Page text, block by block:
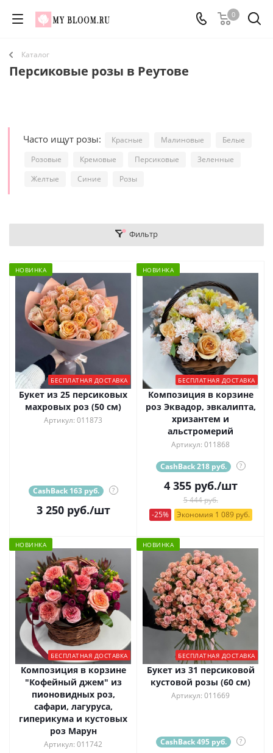
0
Каталог
Персиковые розы в Реутове
Часто ищут розы: Красные Малиновые
Белые
Розовые
Кремовые Персиковые
Зеленные
Желтые
Синие Розы
Фильтр
НОВИНКА
БЕСПЛАТНАЯ ДОСТАВКА
Букет из 25 персиковых
махровых роз (50 см)
Артикул: 011873
CashBack 163 руб. ?
3 250руб./шт
НОВИНКА
БЕСПЛАТНАЯ ДОСТАВКА
Композиция в корзине
роз Эквадор, эвкалипта,
хризантем и
альстромерий
Артикул: 011868
CashBack 218 руб. ?
4 355руб./шт
5 444 руб.
-25%
Экономия 1 089 руб.
НОВИНКА
БЕСПЛАТНАЯ ДОСТАВКА
Композиция в корзине
"Кофейный джем" из
пионовидных роз,
сафари, лагуруса,
гиперикума и кустовых
роз Марун
Артикул: 011742
НОВИНКА
БЕСПЛАТНАЯ ДОСТАВКА
Букет из 31 персиковой
кустовой розы (60 см)
Артикул: 011669
CashBack 495 руб. ?